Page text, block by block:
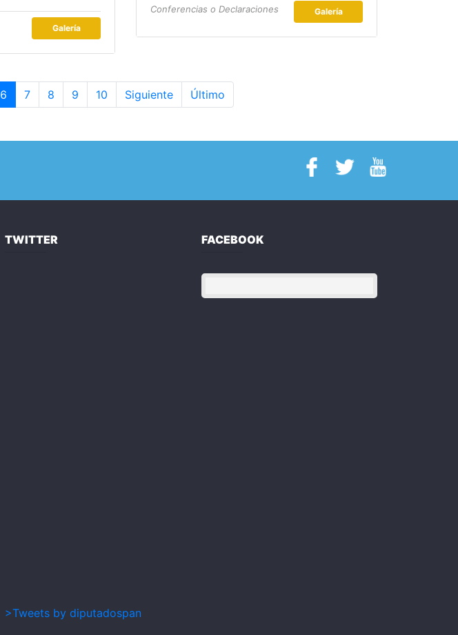
Galería
Conferencias o Declaraciones Galería
6 7 8 9 10 Siguiente Último
TWITTER
>Tweets by diputadospan
FACEBOOK